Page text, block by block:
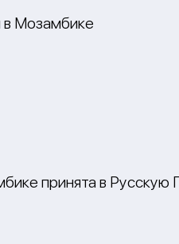
в Мозамбике
принята в